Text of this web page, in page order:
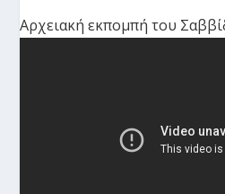
Αρχειακή εκπομπή του